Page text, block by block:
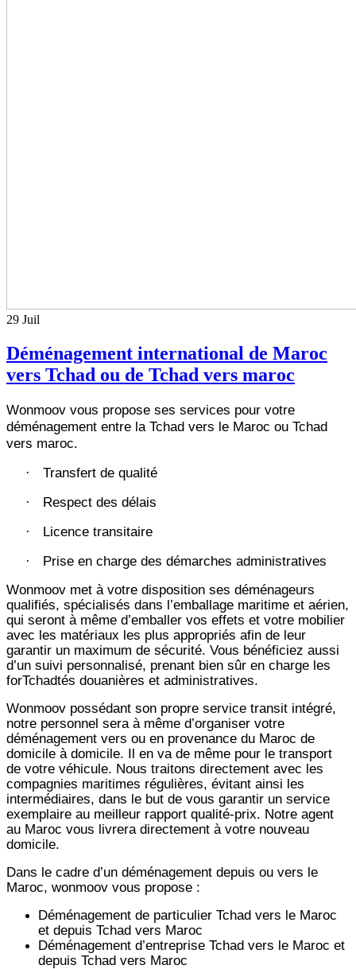
29 Juil
Déménagement international de Maroc
vers Tchad ou de Tchad vers maroc
Wonmoov vous propose ses services pour votre
déménagement entre la Tchad vers le Maroc ou Tchad
vers maroc.
· Transfert de qualité
· Respect des délais
· Licence transitaire
·
Prise en charge des démarches administratives
Wonmoov met à votre disposition ses déménageurs
qualifiés, spécialisés dans l’emballage maritime et aérien,
qui seront à même d’emballer vos effets et votre mobilier
avec les matériaux les plus appropriés afin de leur
garantir un maximum de sécurité. Vous bénéficiez aussi
d’un suivi personnalisé, prenant bien sûr en charge les
forTchadtés douanières et administratives.
Wonmoov possédant son propre service transit intégré,
notre personnel sera à même d’organiser votre
déménagement vers ou en provenance du Maroc de
domicile à domicile. Il en va de même pour le transport
de votre véhicule. Nous traitons directement avec les
compagnies maritimes régulières, évitant ainsi les
intermédiaires, dans le but de vous garantir un service
exemplaire au meilleur rapport qualité-prix. Notre agent
au Maroc vous livrera directement à votre nouveau
domicile.
Dans le cadre d’un déménagement depuis ou vers le
Maroc, wonmoov vous propose :
Déménagement de particulier Tchad vers le Maroc
et depuis Tchad vers Maroc
Déménagement d’entreprise Tchad vers le Maroc et
depuis Tchad vers Maroc